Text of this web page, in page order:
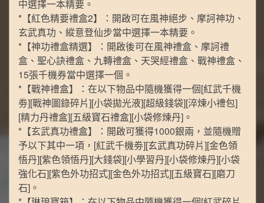
中選擇一本精要。
*【紅色精要禮盒2】：開啟可在風神絕步、摩訶神功、
玄武真功、縱意登仙步當中選擇一本精要。
*【神功禮盒精選】：開啟後可在風神禮盒、摩訶禮
盒、聖心訣禮盒、九轉禮盒、天哭經禮盒、戰神禮盒、
15張千機券當中選擇一個。
*【戰神禮盒】：在以下物品中隨機獲得一個[紅武千機
劵][戰神圖錄碎片][小袋拋光液][超級錢袋][淬煉小禮包]
[精力丹禮盒][五級寶石禮盒][小袋修煉丹]。
*【玄武真功禮盒】：開啟可獲得1000銀兩，並隨機贈
予以下其中一項，[紅武千機劵][玄武真功碎片][金色領
悟丹][紫色領悟丹][大錢袋][小學習丹][小袋修煉丹][小袋
強化石][紫色外功招式][金色外功招式][五級寶石][磨刀
石]。